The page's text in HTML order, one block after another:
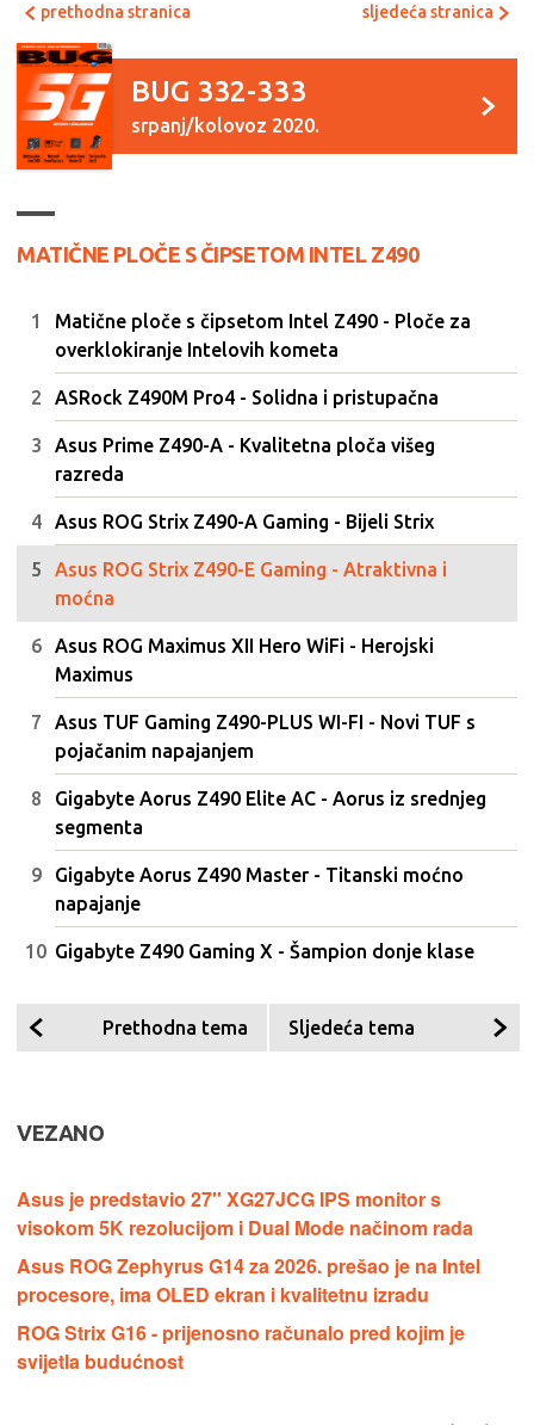
prethodna stranica sljedeća stranica
BUG 332-333
srpanj/kolovoz 2020.
MATIČNE PLOČE S ČIPSETOM INTEL Z490
Matične ploče s čipsetom Intel Z490 - Ploče za
overklokiranje Intelovih kometa
ASRock Z490M Pro4 - Solidna i pristupačna
Asus Prime Z490-A - Kvalitetna ploča višeg
razreda
Asus ROG Strix Z490-A Gaming - Bijeli Strix
Asus ROG Strix Z490-E Gaming - Atraktivna i
moćna
Asus ROG Maximus XII Hero WiFi - Herojski
Maximus
Asus TUF Gaming Z490-PLUS WI-FI - Novi TUF s
pojačanim napajanjem
Gigabyte Aorus Z490 Elite AC - Aorus iz srednjeg
segmenta
Gigabyte Aorus Z490 Master - Titanski moćno
napajanje
Gigabyte Z490 Gaming X - Šampion donje klase
Prethodna tema Sljedeća tema
VEZANO
Asus je predstavio 27'' XG27JCG IPS monitor s
visokom 5K rezolucijom i Dual Mode načinom rada
Asus ROG Zephyrus G14 za 2026. prešao je na Intel
procesore, ima OLED ekran i kvalitetnu izradu
ROG Strix G16 - prijenosno računalo pred kojim je
svijetla budućnost